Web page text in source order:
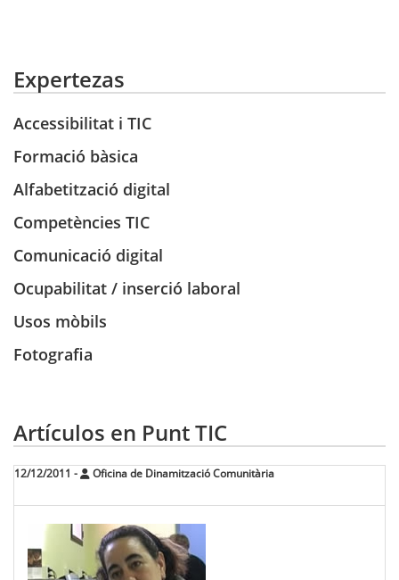
Expertezas
Accessibilitat i TIC
Formació bàsica
Alfabetització digital
Competències TIC
Comunicació digital
Ocupabilitat / inserció laboral
Usos mòbils
Fotografia
Artículos en Punt TIC
12/12/2011 - Oficina de Dinamització Comunitària